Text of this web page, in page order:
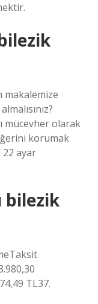
makalemize
mücevher olarak
korumak
ayar
bilezik
TL37.